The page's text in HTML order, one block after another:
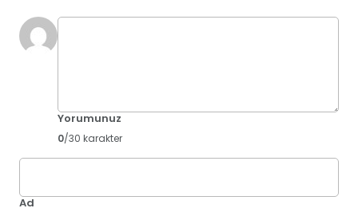
Yorumunuz
0/30 karakter
Ad